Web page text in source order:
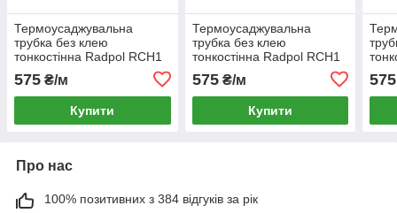
Термоусаджувальна
трубка без клею
тонкостінна Radpol RCH1
575 ₴/м
Купити
Термоусаджувальна
трубка без клею
тонкостінна Radpol RCH1
метр
575₴/м
Купити
575
Про нас
100% позитивних з 384 відгуків за рік